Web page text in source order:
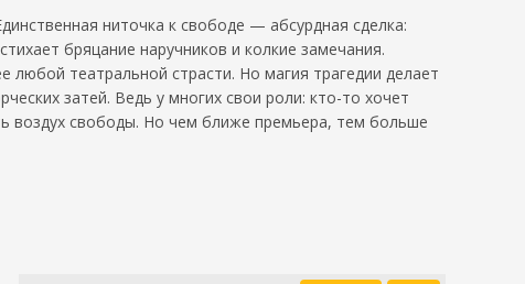
ниточка к свободе — абсурдная сделка:
бряцание наручников и колкие замечания.
театральной страсти. Но магия трагедии делает
затей. Ведь у многих свои роли: кто-то хочет
воздух свободы. Но чем ближе премьера, тем больше